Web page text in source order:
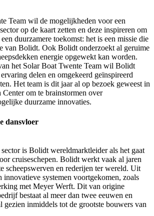
Team wil de mogelijkheden voor een
op de kaart zetten en deze inspireren om
duurzamere toekomst: het is een missie die
van Bolidt. Ook Bolidt onderzoekt al geruime
energie opgewekt kan worden.
het Solar Boat Twente Team wil Bolidt
delen en omgekeerd geïnspireerd
Het team is dit jaar al op bezoek geweest in
om te brainstormen over
duurzame innovaties.
dansvloer
is Bolidt wereldmarktleider als het gaat
cruiseschepen. Bolidt werkt vaak al jaren
scheepswerven en rederijen ter wereld. Uit
innovatieve systemen voortgekomen, zoals
met Meyer Werft. Dit van origine
bestaat al meer dan twee eeuwen en
gezien inmiddels tot de grootste bouwers van